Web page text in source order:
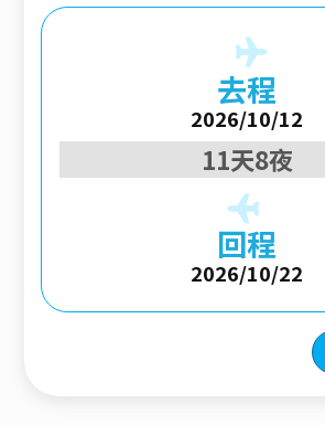
去程
2026/10/12
11天8夜
回程
2026/10/22